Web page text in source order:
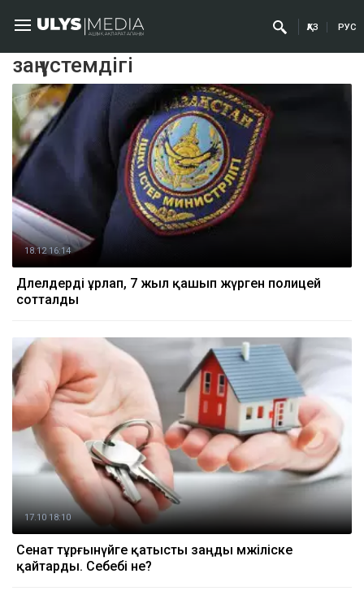
ҚАЗ РУС
заң үстемдігі
18.12 16:14
Дәлелдерді ұрлап, 7 жыл қашып жүрген полицей
сотталды
17.10 18:10
Сенат тұрғынүйге қатысты заңды мәжіліске
қайтарды. Себебі не?